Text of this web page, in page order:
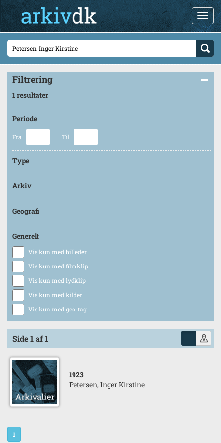
Filtrering
1 resultater
Periode
Fra Til
Type
Arkiv
Geografi
Generelt
Vis kun med billeder
Vis kun med filmklip
Vis kun med lydklip
Vis kun med kilder
Vis kun med geo-tag
Side 1 af 1
1923
Petersen, Inger Kirstine
1